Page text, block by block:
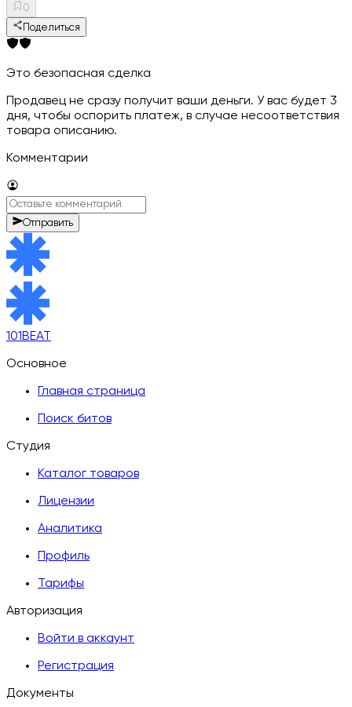
0
Поделиться
Это безопасная сделка
Продавец не сразу получит ваши деньги. У вас будет 3
дня, чтобы оспорить платеж, в случае несоответствия
товара описанию.
Комментарии
Отправить
101BEAT
Основное
Главная страница
Поиск битов
Студия
Каталог товаров
Лицензии
Аналитика
Профиль
Тарифы
Авторизация
Войти в аккаунт
Регистрация
Документы